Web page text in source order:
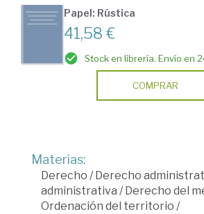
Papel: Rústica
41,58 €
Stock en librería. Envío en
COMPRAR
Materias:
Derecho / Derecho
administrativa / Derecho del
Ordenación del territorio /